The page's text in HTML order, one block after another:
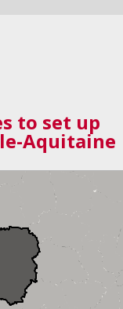
to set up
Aquitaine